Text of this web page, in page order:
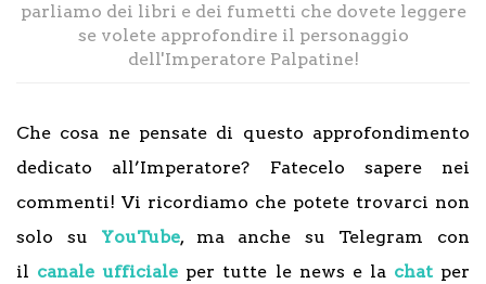
parliamo dei libri e dei fumetti che dovete leggere
se volete approfondire il personaggio
dell'Imperatore Palpatine!
Che cosa ne pensate di questo approfondimento
dedicato all’Imperatore? Fatecelo sapere nei
commenti! Vi ricordiamo che potete trovarci non
solo su YouTube, ma anche su Telegram con
il canale ufficiale per tutte le news e la chatper